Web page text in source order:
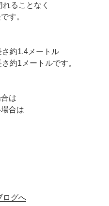
ることなく
す。
約1.4メートル
約1メートルです。
は
合は